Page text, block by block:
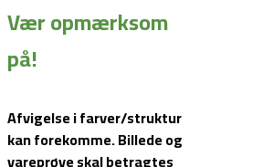
Vær opmærksom
på!
Afvigelse i farver/struktur
kan forekomme. Billede og
vareprøve skal betragtes